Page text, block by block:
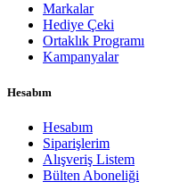
Markalar
Hediye Çeki
Ortaklık Programı
Kampanyalar
Hesabım
Hesabım
Siparişlerim
Alışveriş Listem
Bülten Aboneliği